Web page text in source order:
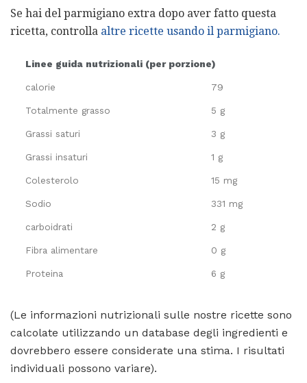
Se hai del parmigiano extra dopo aver fatto questa
ricetta, controlla altre ricette usando il parmigiano.
Linee guida nutrizionali (per porzione)
calorie 79
Totalmente grasso 5 g
Grassi saturi 3 g
Grassi insaturi 1 g
Colesterolo 15 mg
Sodio 331 mg
carboidrati 2 g
Fibra alimentare 0 g
Proteina 6 g
(Le informazioni nutrizionali sulle nostre ricette sono
calcolate utilizzando un database degli ingredienti e
dovrebbero essere considerate una stima. I risultati
individuali possono variare).